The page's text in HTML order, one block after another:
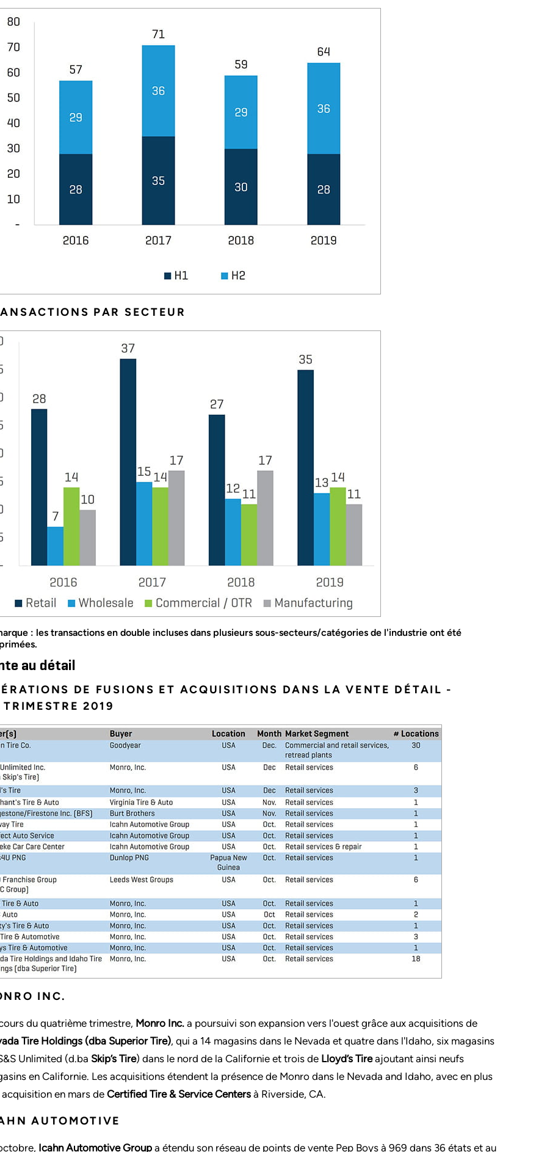
PAR SECTEUR
: les transactions en double incluses dans plusieurs sous-secteurs/catégories de l'industrie ont été
au détail
DE FUSIONS ET ACQUISITIONS DANS LA VENTE DÉTAIL -
TRIMESTRE 2019
INC.
du quatrième trimestre, Monro Inc. a poursuivi son expansion vers l'ouest grâce aux acquisitions de
Tire Holdings (dba Superior Tire), qui a 14 magasins dans le Nevada et quatre dans l'Idaho, six magasins
Unlimited (d.ba Skip’s Tire) dans le nord de la Californie et trois de Lloyd’s Tireajoutant ainsi neufs
en Californie. Les acquisitions étendent la présence de Monro dans le Nevada and Idaho, avec en plus
en mars de Certified Tire & Service Centers à Riverside, CA.
AUTOMOTIVE
Icahn Automotive Group a étendu son réseau de points de vente Pep Boys à 969 dans 36 états et au